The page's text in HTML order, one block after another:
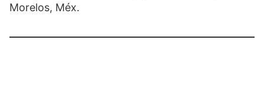
Morelos, Méx.